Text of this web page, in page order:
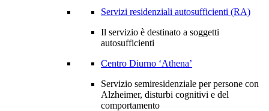
Servizi residenziali autosufficienti (RA)
Il servizio è destinato a soggetti
autosufficienti
Centro Diurno ‘Athena’
Servizio semiresidenziale per persone con
Alzheimer, disturbi cognitivi e del
comportamento